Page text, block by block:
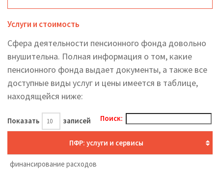
Услуги и стоимость
Сфера деятельности пенсионного фонда довольно
внушительна. Полная информация о том, какие
пенсионного фонда выдает документы, а также все
доступные виды услуг и цены имеется в таблице,
находящейся ниже:
Показать записей Поиск:
ПФР: услуги и сервисы
финансирование расходов